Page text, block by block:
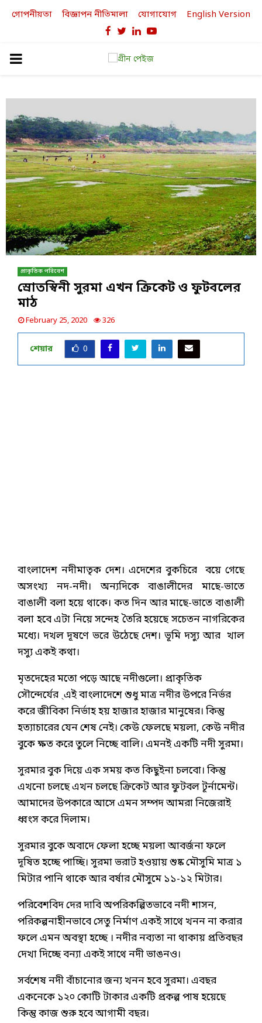
গোপনীয়তা বিজ্ঞাপন নীতিমালা যোগাযোগ English Version
Facebook
TwitterLinkedinYoutube
PRIMARY
প্রাকৃতিক পরিবেশ
স্রোতস্বিনী সুরমা এখন ক্রিকেট ও ফুটবলের
মাঠ
February 25, 2020 326
শেয়ার 0
বাংলাদেশ নদীমাতৃক দেশ। এদেশের বুকচিরে বয়ে গেছে
অসংখ্য নদ-নদী। অন্যদিকে বাঙালীদের মাছে-ভাতে
বাঙালী বলা হয়ে থাকে। কত দিন আর মাছে-ভাতে বাঙালী
বলা হবে এটা নিয়ে সন্দেহ তৈরি হয়েছে সচেতন নাগরিকের
মধ্যে। দখল দূষণে ভরে উঠেছে দেশ। ভূমি দস্যু আর খাল
দস্যু একই কথা।
মৃতদেহের মতো পড়ে আছে নদীগুলো। প্রাকৃতিক
সৌন্দের্যের ্এই বাংলাদেশে শুধু মাত্র নদীর উপরে নির্ভর
করে জীবিকা নির্ভাহ হয় হাজার হাজার মানুষের। কিন্তু
হত্যাচারের যেন শেষ নেই। কেউ ফেলছে ময়লা, কেউ নদীর
বুকে ক্ষত করে তুলে নিচ্ছে বালি। এমনই একটি নদী সুরমা।
সুরমার বুক দিয়ে এক সময় কত কিছুইনা চলবো। কিন্তু
এখনো চলছে এখন চলছে ক্রিকেট আর ফুটবল টূর্নামেন্ট।
আমাদের উপকারে আসে এমন সম্পদ আমরা নিজেরাই
ধ্বংস করে দিলাম।
সুরমার বুকে অবাদে ফেলা হচ্ছে ময়লা আবর্জনা ফলে
দূষিত হচ্ছে পাচ্ছি। সুরমা ভরাট হওয়ায় শুষ্ক মৌসুমি মাত্র ১
মিটার পানি থাকে আর বর্ষার মৌসুমে ১১-১২ মিটার।
পরিবেশবিদ দের দাবি অপরিকল্পিতভাবে নদী শাসন,
পরিকল্পনাহীনভাবে সেতু নির্মাণ একই সাথে খনন না করার
ফলে এমন অবস্থা হচ্ছে । নদীর নব্যতা না থাকায় প্রতিবছর
দেখা দিচ্ছে বন্যা একই সাথে নদী ভাঙনও।
সর্বশেষ নদী বাঁচানোর জন্য খনন হবে সুরমা। এবছর
একনেকে ১২০ কোটি টাকার একটি প্রকল্প পাষ হয়েছে
কিন্তু কাজ শুরু হবে আগামী বছর।